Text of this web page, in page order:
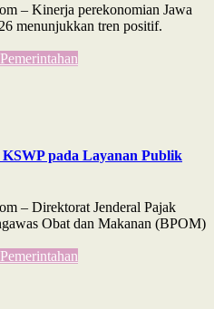
– Kinerja perekonomian Jawa
menunjukkan tren positif.
Pemerintahan
pada Layanan Publik
– Direktorat Jenderal Pajak
Obat dan Makanan (BPOM)
Pemerintahan